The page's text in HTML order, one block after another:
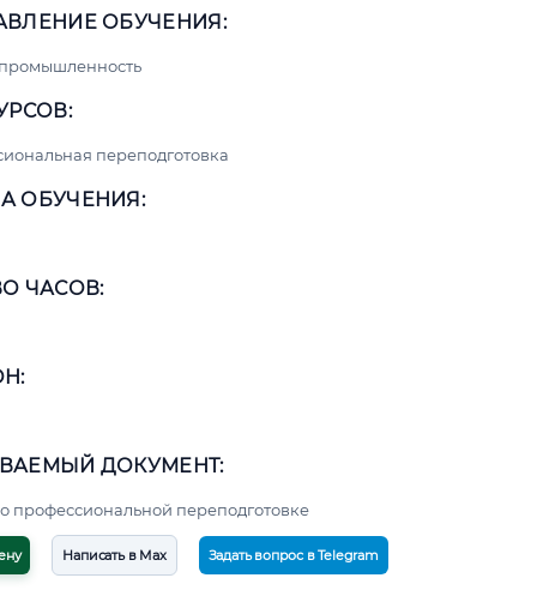
ОБУЧЕНИЯ:
переподготовка
ОБУЧЕНИЯ:
ЧАСОВ:
ДОКУМЕНТ:
профессиональной переподготовке
Написать в Max Задать вопрос в Telegram